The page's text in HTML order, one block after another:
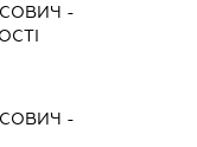
-
-